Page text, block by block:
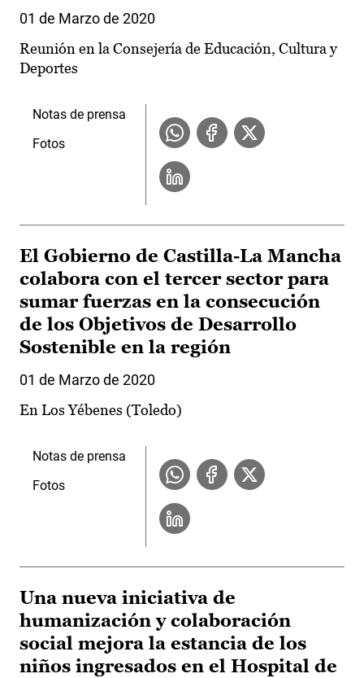
01 de Marzo de 2020
Reunión en la Consejería de Educación, Cultura y
Deportes
Notas de prensa
Fotos
El Gobierno de Castilla-La Mancha
colabora con el tercer sector para
sumar fuerzas en la consecución
de los Objetivos de Desarrollo
Sostenible en la región
01 de Marzo de 2020
En Los Yébenes (Toledo)
Notas de prensa
Fotos
Una nueva iniciativa de
humanización y colaboración
social mejora la estancia de los
niños ingresados en el Hospital de